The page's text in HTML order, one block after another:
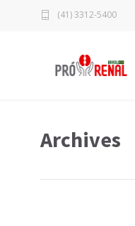
(41) 3312-5400
Archives